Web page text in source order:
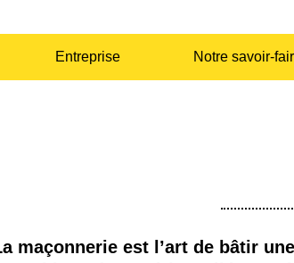
Entreprise Notre savoir-
maçonnerie est l’art de bâtir